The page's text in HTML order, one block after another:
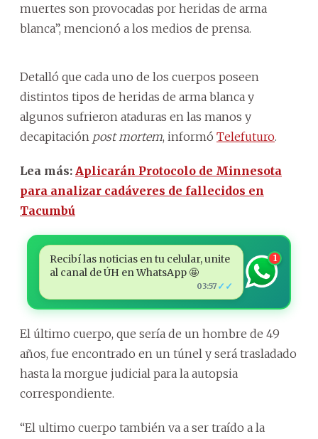
muertes son provocadas por heridas de arma
blanca”, mencionó a los medios de prensa.
Detalló que cada uno de los cuerpos poseen
distintos tipos de heridas de arma blanca y
algunos sufrieron ataduras en las manos y
decapitación post mortem, informó Telefuturo.
Lea más: Aplicarán Protocolo de Minnesota
para analizar cadáveres de fallecidos en
Tacumbú
Recibí las noticias en tu celular, unite
al canal de ÚH en WhatsApp 🤩
03:57 ✓✓
1
El último cuerpo, que sería de un hombre de 49
años, fue encontrado en un túnel y será trasladado
hasta la morgue judicial para la autopsia
correspondiente.
“El ultimo cuerpo también va a ser traído a la